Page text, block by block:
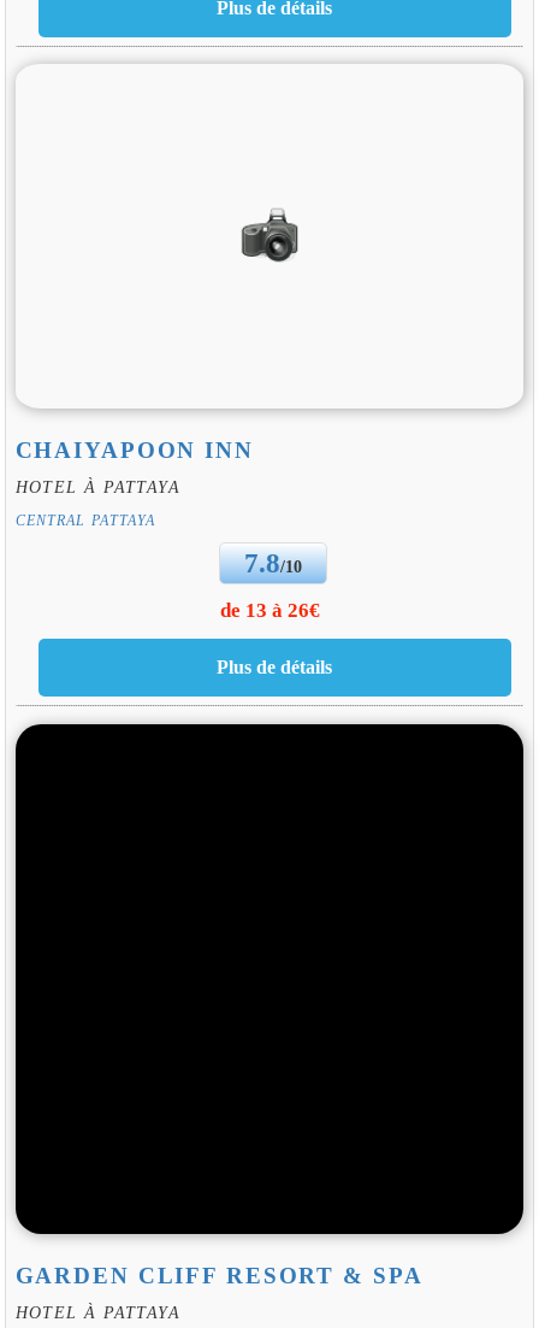
CHAIYAPOON INN
HOTEL À PATTAYA
CENTRAL PATTAYA
7.8/10
de 13 à 26€
GARDEN CLIFF RESORT & SPA
HOTEL À PATTAYA